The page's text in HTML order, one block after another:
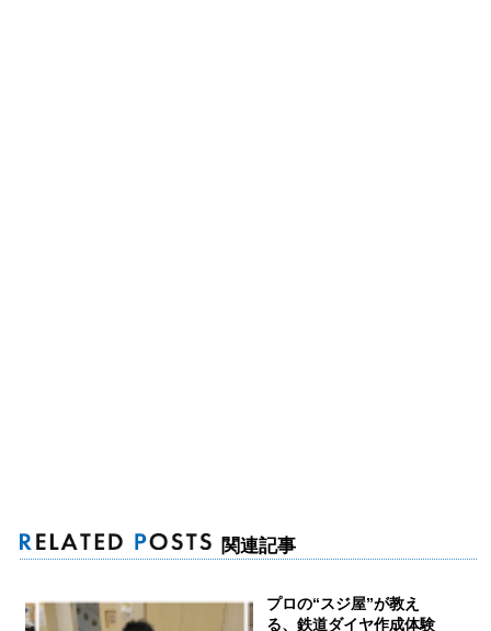
関連記事
プロの“スジ屋”が教え
る、鉄道ダイヤ作成体験